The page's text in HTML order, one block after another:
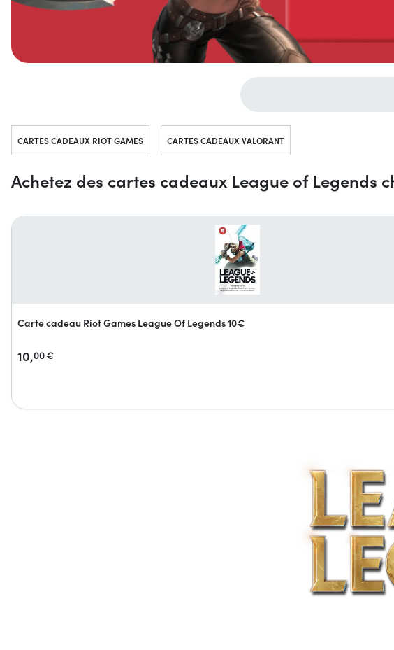
Aller vers...
CARTES CADEAUX RIOT GAMES CARTES CADEAUX VALORANT
Achetez des cartes cadeaux League of Legends
Carte cadeau Riot Games League Of Legends 10€
10,00€